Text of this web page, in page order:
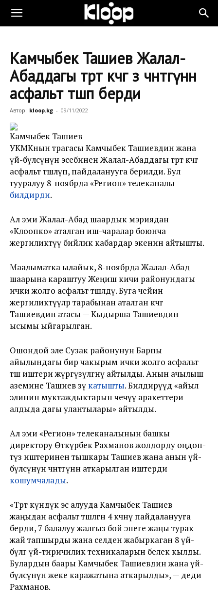
Камчыбек Ташиев Жалал-
Абаддагы төрт көчөгө өз чөнтөгүнөн
асфальт төшөп берди
Автор: kloop.kg - 09/11/2022
Камчыбек Ташиев
УКМКнын төрагасы Камчыбек Ташиевдин жана
үй-бүлөсүнүн эсебинен Жалал-Абаддагы төрт көчөгө
асфальт төшөлүп, пайдаланууга берилди. Бул
тууралуу 8-ноябрда «Регион» телеканалы
билдирди.
Ал эми Жалал-Абад шаардык мэриядан
«Клоопко» аталган иш-чаралар боюнча
жергиликтүү бийлик кабардар экенин айтышты.
Маалыматка ылайык, 8-ноябрда Жалал-Абад
шаарына караштуу Жеңиш кичи районундагы
ички жолго асфальт төшөлдү. Буга чейин
жергиликтүүлөр тарабынан аталган көчөгө
Ташиевдин атасы — Кыдырша Ташиевдин
ысымы ыйгарылган.
Ошондой эле Сузак районунун Барпы
айылындагы бир чакырым ички жолго асфальт
төшөө иштери жүргүзүлгөнү айтылды. Анын ачылыш
аземине Ташиев өзү катышты. Билдирүүдө «айыл
элинин муктаждыктарын чечүү аракеттери
алдыда дагы улантылары» айтылды.
Ал эми «Регион» телеканалынын башкы
директору Өткүрбек Рахманов жолдорду оңдоп-
түзөө иштеринен тышкары Ташиев жана анын үй-
бүлөсүнүн чөнтөгүнөн аткарылган иштерди
кошумчалады.
«Төрт күндүк эс алууда Камчыбек Ташиев
жаңыдан асфальт төшөлгөн 4 көчөнү пайдаланууга
берди, 7 балалуу жалгыз бой энеге жаңы турак-
жай тапшырды жана селден жабыркаган 8 үй-
бүлөгө үй-тиричилик техникаларын белек кылды.
Булардын баары Камчыбек Ташиевдин жана үй-
бүлөсүнүн жеке каражатына аткарылды», — деди
Рахманов.